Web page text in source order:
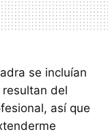
se incluían
del
así que